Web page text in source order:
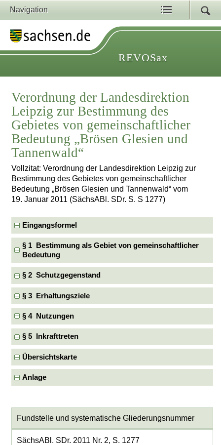
Navigation
REVOSax
Verordnung der Landesdirektion
Leipzig zur Bestimmung des
Gebietes von gemeinschaftlicher
Bedeutung „Brösen Glesien und
Tannenwald“
Vollzitat: Verordnung der Landesdirektion Leipzig zur
Bestimmung des Gebietes von gemeinschaftlicher
Bedeutung „Brösen Glesien und Tannenwald“ vom
19. Januar 2011 (SächsABl. SDr. S. S 1277)
Eingangsformel
§ 1 Bestimmung als Gebiet von gemeinschaftlicher
Bedeutung
§ 2 Schutzgegenstand
§ 3 Erhaltungsziele
§ 4 Nutzungen
§ 5 Inkrafttreten
Übersichtskarte
Anlage
Fundstelle und systematische Gliederungsnummer
SächsABl. SDr. 2011 Nr. 2, S. 1277